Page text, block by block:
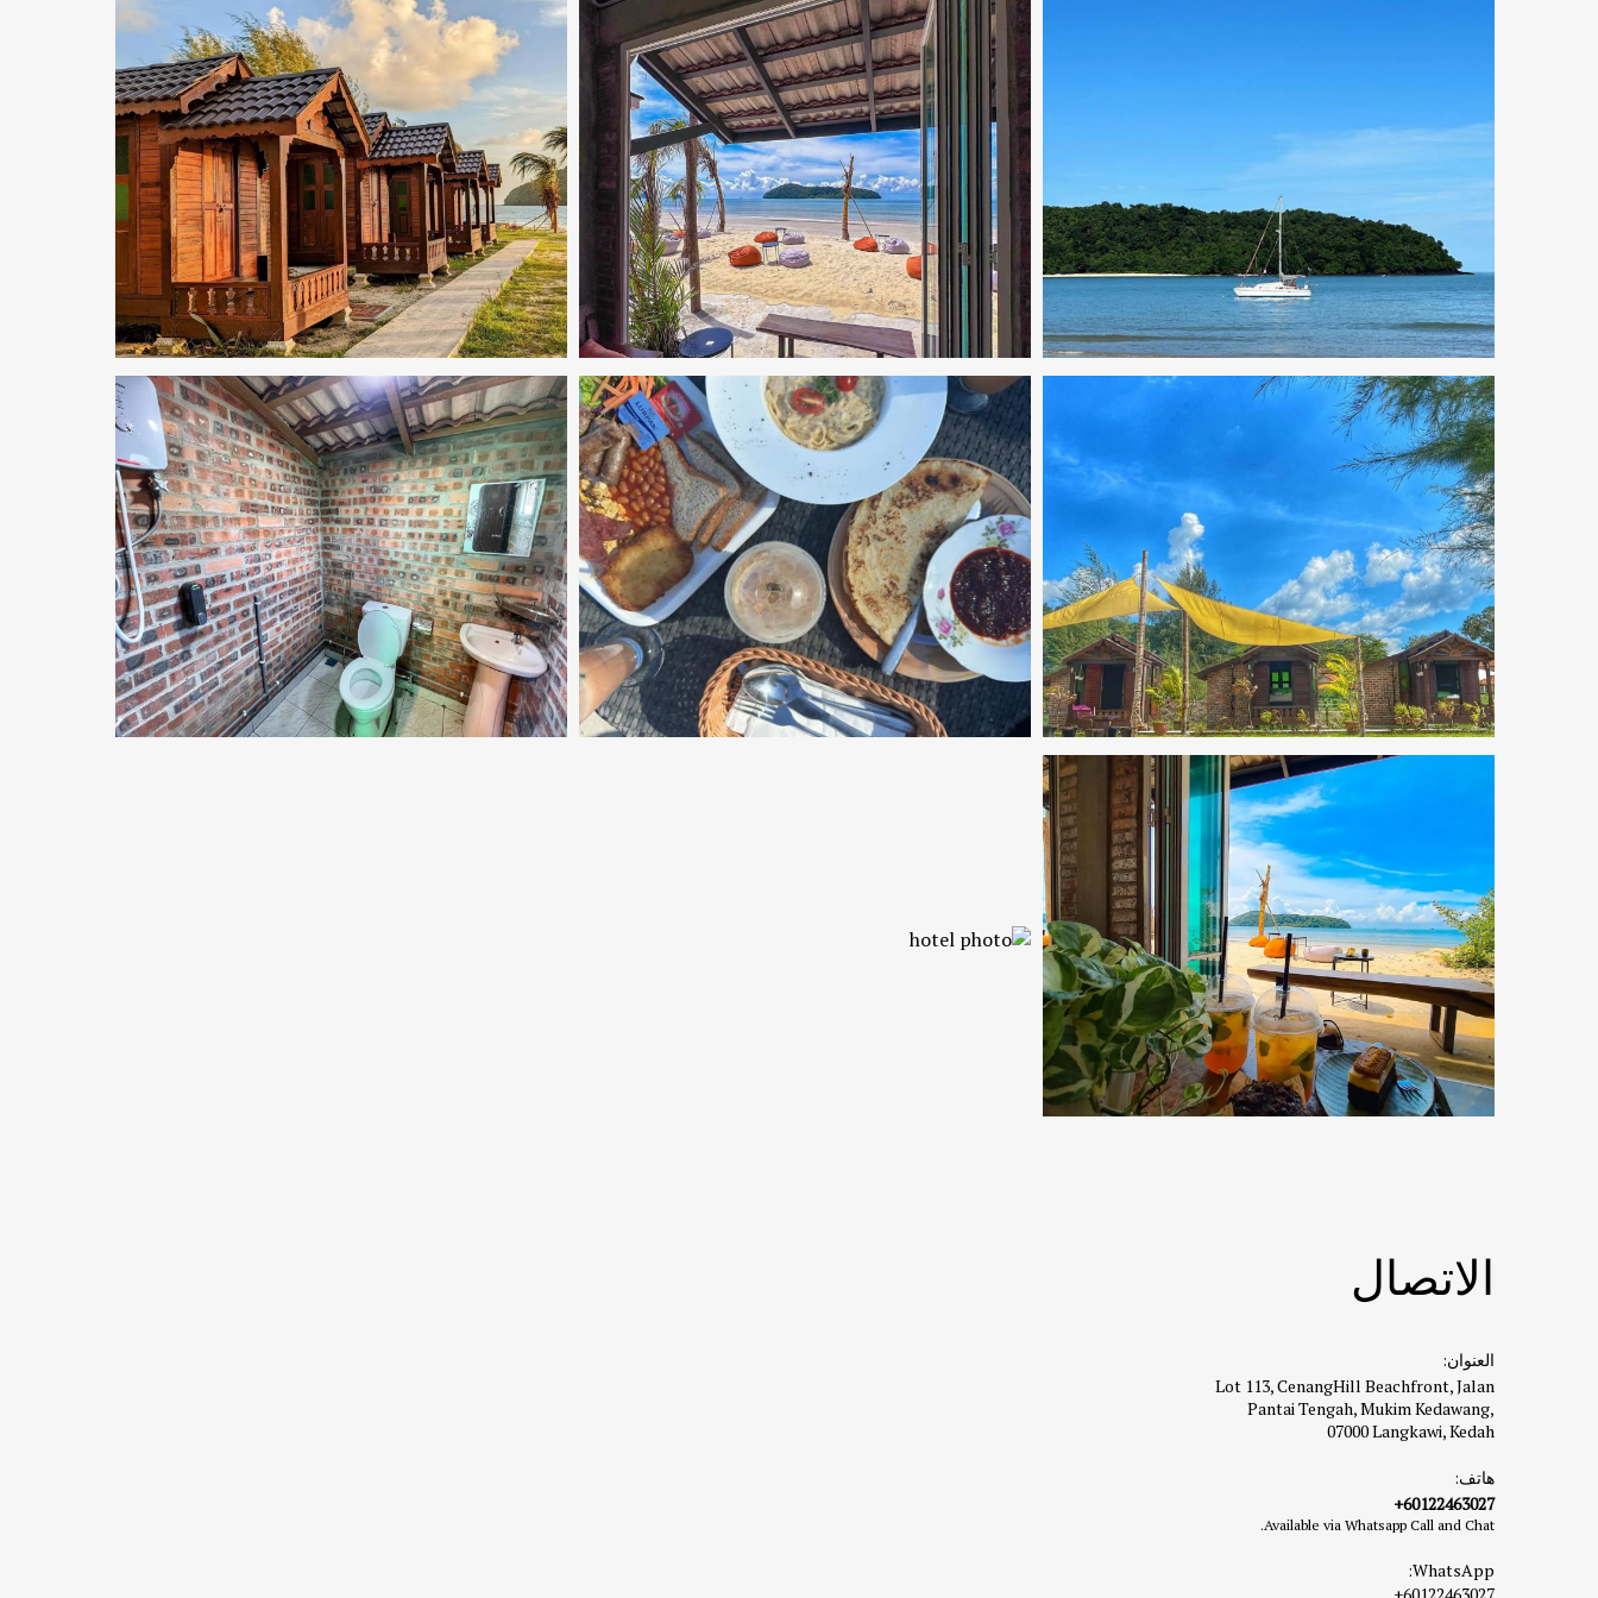
الاتصال
العنوان:
Lot 113, CenangHill Beachfront, Jalan
Pantai Tengah, Mukim Kedawang,
07000 Langkawi, Kedah
هاتف:
+60122463027
Available via Whatsapp Call and Chat.
WhatsApp: